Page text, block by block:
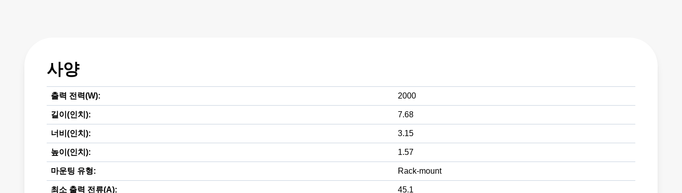
사양
출력 전력(W): 2000
길이(인치): 7.68
너비(인치): 3.15
높이(인치): 1.57
마운팅 유형: Rack-mount
최소 출력 전류(A): 45.1